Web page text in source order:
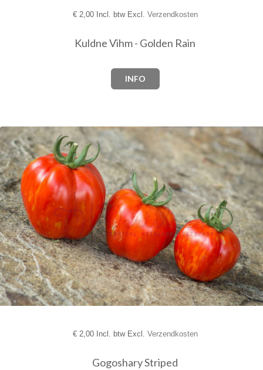
€2,00 Incl. btw Excl. Verzendkosten
Kuldne Vihm - Golden Rain
INFO
€2,00 Incl. btw Excl. Verzendkosten
Gogoshary Striped